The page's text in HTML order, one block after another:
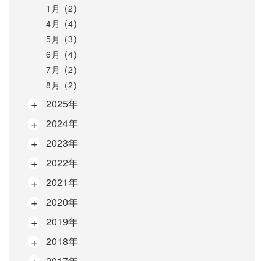
1月 (2)
4月 (4)
5月 (3)
6月 (4)
7月 (2)
8月 (2)
2025年
2024年
2023年
2022年
2021年
2020年
2019年
2018年